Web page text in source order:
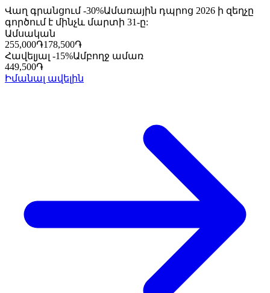
Վաղ գրանցում -30%Ամառային դպրոց 2026 ի զեղչը
գործում է մինչև մարտի 31-ը:
Ամսական
255,000֏178,500֏
Հավելյալ -15%Ամբողջ ամառ
449,500֏
Իմանալ ավելին